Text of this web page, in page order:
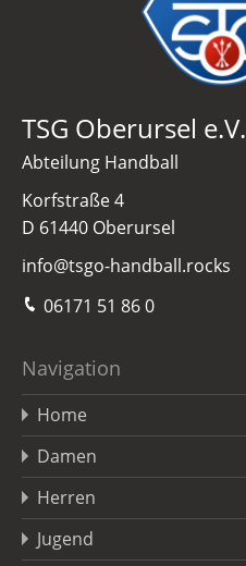
TSG Oberursel e.V.
Abteilung Handball
Korfstraße 4
D 61440 Oberursel
info@tsgo-handball.rocks
06171 51 86 0
Navigation
Home
Damen
Herren
Jugend